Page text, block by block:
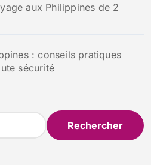
aux Philippines de 2
: conseils pratiques
sécurité